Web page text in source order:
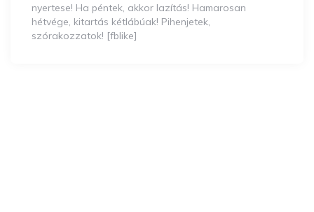
nyertese! Ha péntek, akkor lazítás! Hamarosan
hétvége, kitartás kétlábúak! Pihenjetek,
szórakozzatok! [fblike]